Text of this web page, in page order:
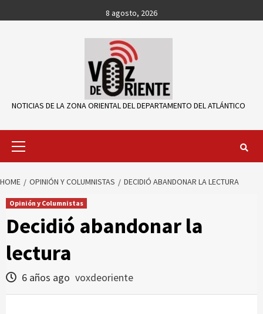
to
8 agosto, 2026
NOTICIAS DE LA ZONA ORIENTAL DEL DEPARTAMENTO DEL ATLÁNTICO
Primary
HOME OPINIÓN Y COLUMNISTAS DECIDIÓ ABANDONAR LA LECTURA
Opinión y Columnistas
Decidió abandonar la
lectura
6 años ago voxdeoriente